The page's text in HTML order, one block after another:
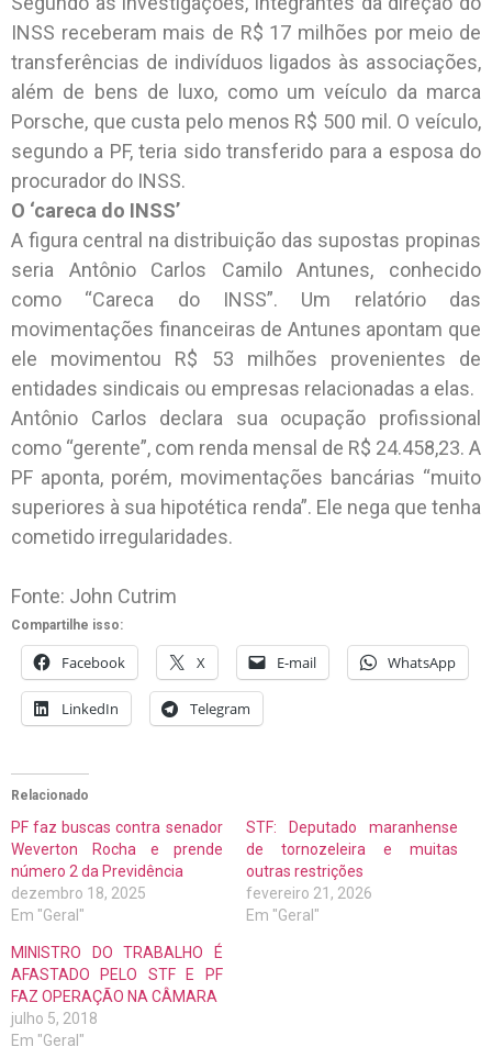
INSS receberam mais de R$ 17 milhões por meio de
transferências de indivíduos ligados às associações,
além de bens de luxo, como um veículo da marca
Porsche, que custa pelo menos R$ 500 mil. O veículo,
segundo a PF, teria sido transferido para a esposa do
procurador do INSS.
O ‘careca do INSS’
A figura central na distribuição das supostas propinas
seria Antônio Carlos Camilo Antunes, conhecido
como “Careca do INSS”. Um relatório das
movimentações financeiras de Antunes apontam que
ele movimentou R$ 53 milhões provenientes de
entidades sindicais ou empresas relacionadas a elas.
Antônio Carlos declara sua ocupação profissional
como “gerente”, com renda mensal de R$ 24.458,23. A
PF aponta, porém, movimentações bancárias “muito
superiores à sua hipotética renda”. Ele nega que tenha
cometido irregularidades.
Fonte: John Cutrim
Compartilhe isso:
Facebook X E-mail WhatsApp
LinkedIn Telegram
Relacionado
PF faz buscas contra senador
Weverton Rocha e prende
número 2 da Previdência
dezembro 18, 2025
Em "Geral"
STF: Deputado maranhense
de tornozeleira e muitas
outras restrições
fevereiro 21, 2026
Em "Geral"
MINISTRO DO TRABALHO É
AFASTADO PELO STF E PF
FAZ OPERAÇÃO NA CÂMARA
julho 5, 2018
Em "Geral"